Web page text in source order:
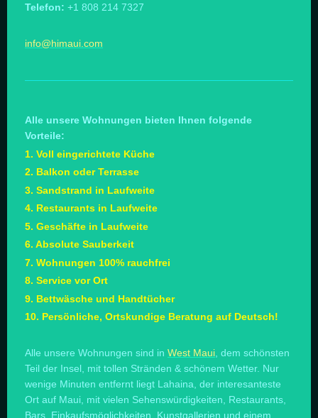
Telefon: +1 808 214 7327
info@himaui.com
Alle unsere Wohnungen bieten Ihnen folgende
Vorteile:
1. Voll eingerichtete Küche
2. Balkon oder Terrasse
3. Sandstrand in Laufweite
4. Restaurants in Laufweite
5. Geschäfte in Laufweite
6. Absolute Sauberkeit
7. Wohnungen 100% rauchfrei
8. Service vor Ort
9. Bettwäsche und Handtücher
10. Persönliche, Ortskundige Beratung auf Deutsch!
Alle unsere Wohnungen sind in West Maui , dem schönsten
Teil der Insel, mit tollen Stränden & schönem Wetter. Nur
wenige Minuten entfernt liegt Lahaina, der interesanteste
Ort auf Maui, mit vielen Sehenswürdigkeiten, Restaurants,
Bars, Einkaufsmöglichkeiten, Kunstgallerien und einem